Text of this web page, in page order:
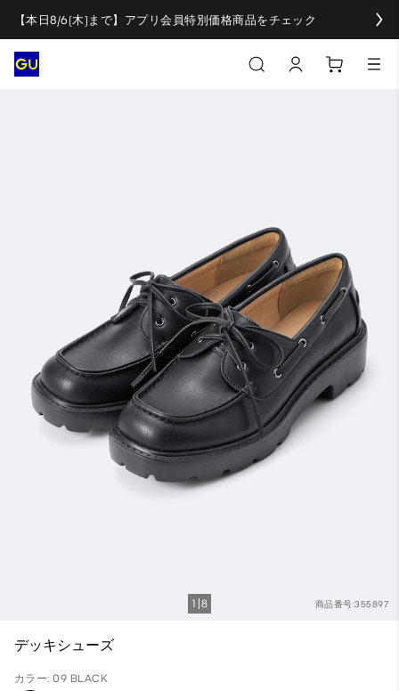
【本日8/6(木)まで】アプリ会員特別価格商品をチェック
商品番号:355897
1 8
デッキシューズ
カラー: 09 BLACK